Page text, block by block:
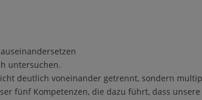
untersuchen.
deutlich voneinander getrennt, sondern
fünf Kompetenzen, die dazu führt, dass unsere